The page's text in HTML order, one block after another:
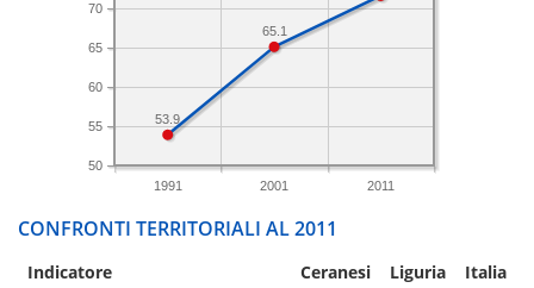
1991 2001 2011
50
55
60
65
70
65.1
53.9
CONFRONTI TERRITORIALI AL 2011
Indicatore Ceranesi Liguria Italia